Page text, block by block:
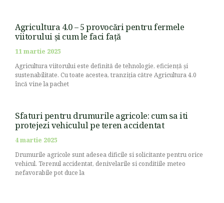
Agricultura 4.0 – 5 provocări pentru fermele
viitorului și cum le faci față
11 martie 2025
Agricultura viitorului este definită de tehnologie, eficiență și
sustenabilitate. Cu toate acestea, tranziția către Agricultura 4.0
încă vine la pachet
Sfaturi pentru drumurile agricole: cum sa iti
protejezi vehiculul pe teren accidentat
4 martie 2025
Drumurile agricole sunt adesea dificile si solicitante pentru orice
vehicul. Terenul accidentat, denivelarile si conditiile meteo
nefavorabile pot duce la